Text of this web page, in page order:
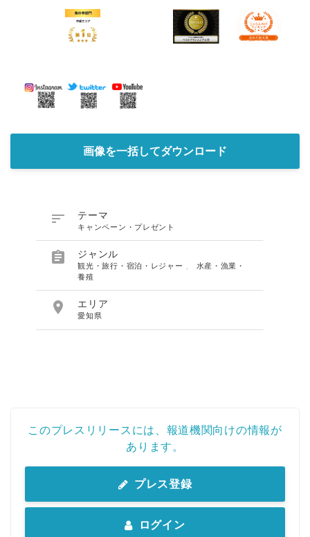
画像を一括してダウンロード
 テーマ
キャンペーン・プレゼント
 ジャンル
観光・旅行・宿泊・レジャー
水産・漁業・
養殖
 エリア
愛知県
このプレスリリースには、報道機関向けの情報が
あります。
プレス登録
ログイン